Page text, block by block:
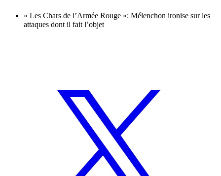
« Les Chars de l’Armée Rouge »: Mélenchon ironise sur les
attaques dont il fait l’objet